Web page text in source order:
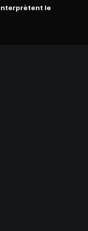
le